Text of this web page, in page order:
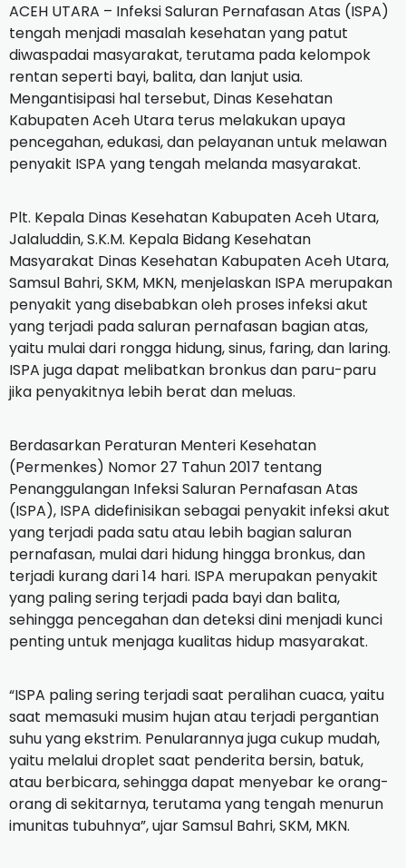
ACEH UTARA – Infeksi Saluran Pernafasan Atas (ISPA)
tengah menjadi masalah kesehatan yang patut
diwaspadai masyarakat, terutama pada kelompok
rentan seperti bayi, balita, dan lanjut usia.
Mengantisipasi hal tersebut, Dinas Kesehatan
Kabupaten Aceh Utara terus melakukan upaya
pencegahan, edukasi, dan pelayanan untuk melawan
penyakit ISPA yang tengah melanda masyarakat.
Plt. Kepala Dinas Kesehatan Kabupaten Aceh Utara,
Jalaluddin, S.K.M. Kepala Bidang Kesehatan
Masyarakat Dinas Kesehatan Kabupaten Aceh Utara,
Samsul Bahri, SKM, MKN, menjelaskan ISPA merupakan
penyakit yang disebabkan oleh proses infeksi akut
yang terjadi pada saluran pernafasan bagian atas,
yaitu mulai dari rongga hidung, sinus, faring, dan laring.
ISPA juga dapat melibatkan bronkus dan paru-paru
jika penyakitnya lebih berat dan meluas.
Berdasarkan Peraturan Menteri Kesehatan
(Permenkes) Nomor 27 Tahun 2017 tentang
Penanggulangan Infeksi Saluran Pernafasan Atas
(ISPA), ISPA didefinisikan sebagai penyakit infeksi akut
yang terjadi pada satu atau lebih bagian saluran
pernafasan, mulai dari hidung hingga bronkus, dan
terjadi kurang dari 14 hari. ISPA merupakan penyakit
yang paling sering terjadi pada bayi dan balita,
sehingga pencegahan dan deteksi dini menjadi kunci
penting untuk menjaga kualitas hidup masyarakat.
“ISPA paling sering terjadi saat peralihan cuaca, yaitu
saat memasuki musim hujan atau terjadi pergantian
suhu yang ekstrim. Penularannya juga cukup mudah,
yaitu melalui droplet saat penderita bersin, batuk,
atau berbicara, sehingga dapat menyebar ke orang-
orang di sekitarnya, terutama yang tengah menurun
imunitas tubuhnya”, ujar Samsul Bahri, SKM, MKN.